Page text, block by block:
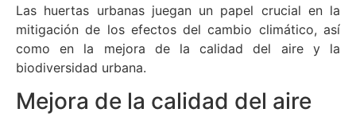
Las huertas urbanas juegan un papel crucial en la
mitigación de los efectos del cambio climático, así
como en la mejora de la calidad del aire y la
biodiversidad urbana.
Mejora de la calidad del aire